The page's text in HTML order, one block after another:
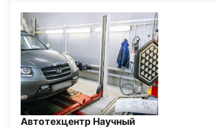
Автотехцентр Научный